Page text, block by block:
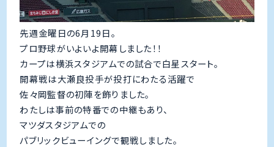
先週金曜日の6月19日。
プロ野球がいよいよ開幕しました！！
カープは横浜スタジアムでの試合で白星スタート。
開幕戦は大瀬良投手が投打にわたる活躍で
佐々岡監督の初陣を飾りました。
わたしは事前の特番での中継もあり、
マツダスタジアムでの
パブリックビューイングで観戦しました。